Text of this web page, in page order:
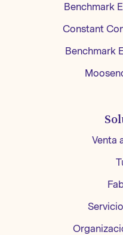
Benchmark
Constant
Benchmark
Venta